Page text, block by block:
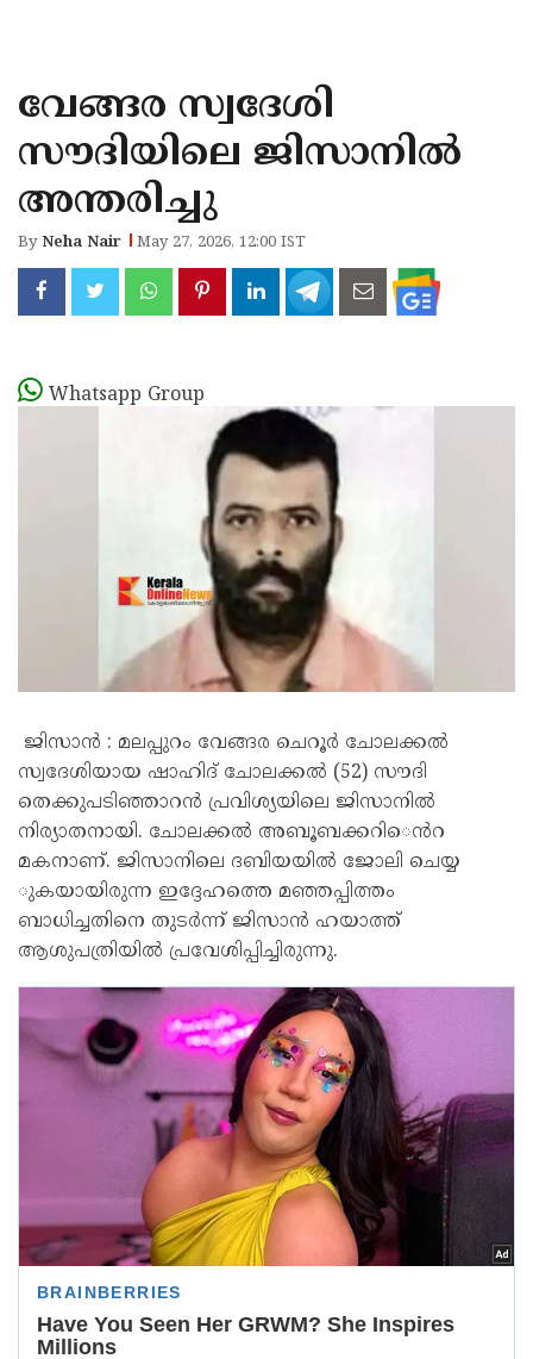
KANNUR
KASARAGOD
വേങ്ങര സ്വദേശി
സൗദിയിലെ ജിസാനിൽ
അന്തരിച്ചു
ByNeha Nair May 27, 2026, 12:00 IST
Whatsapp Group
ജിസാൻ : മലപ്പുറം വേങ്ങര ചെറൂർ ചോലക്കൽ
സ്വദേശിയായ ഷാഹിദ് ചോലക്കൽ (52) സൗദി ​
തെക്കുപടിഞ്ഞാറൻ പ്രവിശ്യയിലെ ജിസാനിൽ
നിര്യാതനായി. ചോലക്കൽ അബൂബക്കറി​െൻറ
മകനാണ്. ജിസാനിലെ ദബിയയിൽ ജോലി ചെയ്യ​
ുകയായിരുന്ന ഇദ്ദേഹത്തെ മഞ്ഞപ്പിത്തം
ബാധിച്ചതിനെ തുടർന്ന് ജിസാൻ ഹയാത്ത്
ആശുപത്രിയിൽ പ്രവേശിപ്പിച്ചിരുന്നു.